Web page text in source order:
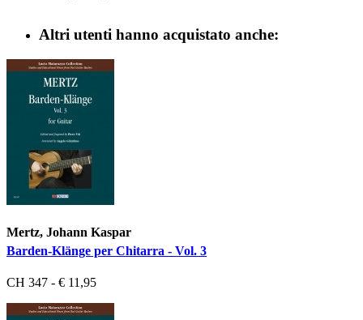
Altri utenti hanno acquistato anche:
Mertz, Johann Kaspar
Barden-Klänge per Chitarra - Vol. 3
CH 347 - € 11,95